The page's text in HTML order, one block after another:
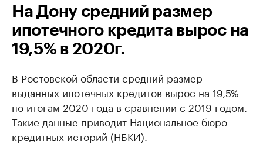
На Дону средний размер
ипотечного кредита вырос на
19,5% в 2020г.
В Ростовской области средний размер
выданных ипотечных кредитов вырос на 19,5%
по итогам 2020 года в сравнении с 2019 годом.
Такие данные приводит Национальное бюро
кредитных историй (НБКИ).